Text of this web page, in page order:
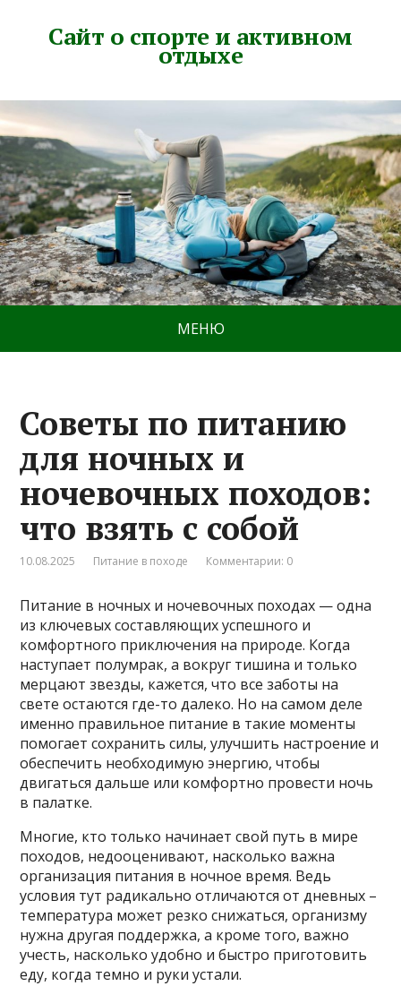
Сайт о спорте и активном
отдыхе
МЕНЮ
Советы по питанию
для ночных и
ночевочных походов:
что взять с собой
10.08.2025 Питание в походе Комментарии: 0
Питание в ночных и ночевочных походах — одна
из ключевых составляющих успешного и
комфортного приключения на природе. Когда
наступает полумрак, а вокруг тишина и только
мерцают звезды, кажется, что все заботы на
свете остаются где-то далеко. Но на самом деле
именно правильное питание в такие моменты
помогает сохранить силы, улучшить настроение и
обеспечить необходимую энергию, чтобы
двигаться дальше или комфортно провести ночь
в палатке.
Многие, кто только начинает свой путь в мире
походов, недооценивают, насколько важна
организация питания в ночное время. Ведь
условия тут радикально отличаются от дневных –
температура может резко снижаться, организму
нужна другая поддержка, а кроме того, важно
учесть, насколько удобно и быстро приготовить
еду, когда темно и руки устали.